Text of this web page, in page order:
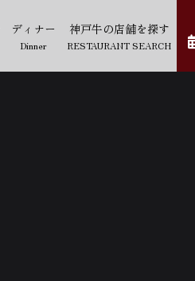
ディナー
Dinner
神戸牛の店舗を探す
RESTAURANT SEARCH